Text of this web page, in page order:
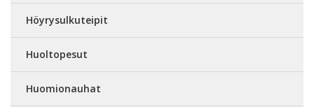
Höyrysulkuteipit
Huoltopesut
Huomionauhat